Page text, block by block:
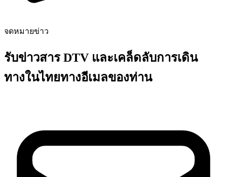
จดหมายข่าว
รับข่าวสาร DTV และเคล็ดลับการเดิน
ทางในไทยทางอีเมลของท่าน